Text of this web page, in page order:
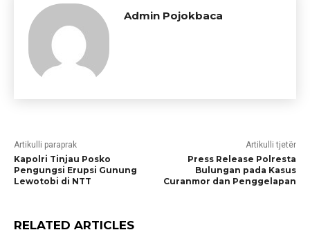
Admin Pojokbaca
Artikulli paraprak
Kapolri Tinjau Posko
Pengungsi Erupsi Gunung
Lewotobi di NTT
Artikulli tjetër
Press Release Polresta
Bulungan pada Kasus
Curanmor dan Penggelapan
RELATED ARTICLES